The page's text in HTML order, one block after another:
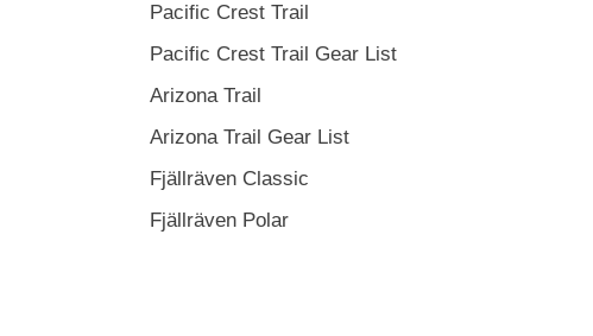
Pacific Crest Trail
Pacific Crest Trail Gear List
Arizona Trail
Arizona Trail Gear List
Fjällräven Classic
Fjällräven Polar